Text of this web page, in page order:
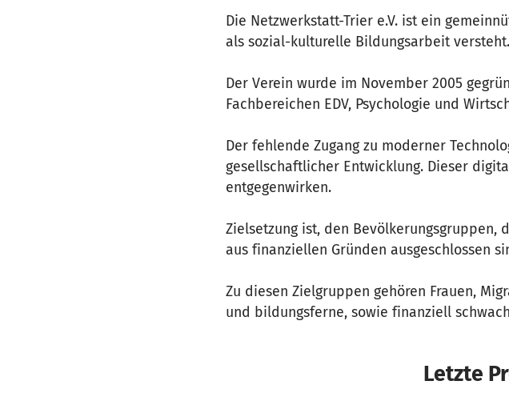
Die Netzwerkstatt-Trier e.V. ist ein
als sozial-kulturelle Bildungsarbeit versteht.
Der Verein wurde im November 2005
Fachbereichen EDV, Psychologie und
Der fehlende Zugang zu moderner
gesellschaftlicher Entwicklung. Dieser
entgegenwirken.
Zielsetzung ist, den
aus finanziellen Gründen ausgeschlossen
Zu diesen Zielgruppen gehören Frauen,
und bildungsferne, sowie finanziell
Letzte